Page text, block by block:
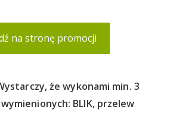
na stronę promocji
że wykonami min. 3
BLIK, przelew